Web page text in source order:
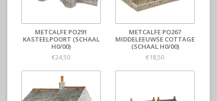
METCALFE PO291
KASTEELPOORT (SCHAAL
H0/00)
€24,50
METCALFE PO267
MIDDELEEUWSE COTTAGE
(SCHAAL H0/00)
€18,50